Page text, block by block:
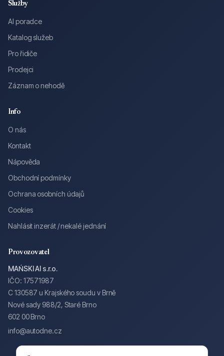
Služby
AI poradce
Katalog služeb
Pro řidiče
Prodejci
Záznam o nehodě
Info
O nás
Kontakt
Nápověda
Obchodní podmínky
Ochrana osobních údajů
Cookies
Nahlásit inzerát / nekalé jednání
Provozovatel
MAŃSKI AI s.r.o.
IČO: 17571987
C 130587 u Krajského soudu v Brně
Nové sady 988/2, Staré Brno
602 00 Brno
info@autodne.cz